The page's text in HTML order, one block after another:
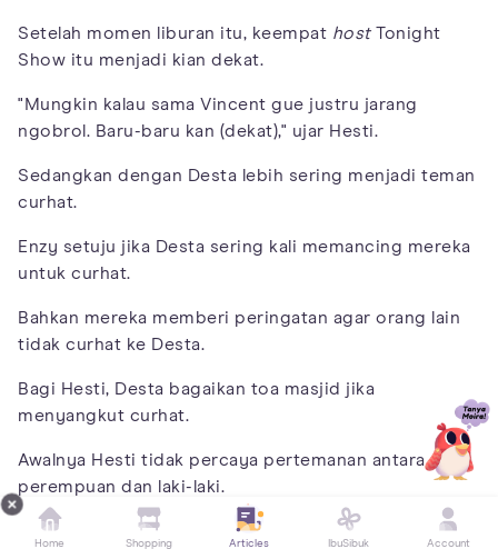
Setelah momen liburan itu, keempat hostTonight
Show itu menjadi kian dekat.
"Mungkin kalau sama Vincent gue justru jarang
ngobrol. Baru-baru kan (dekat)," ujar Hesti.
Sedangkan dengan Desta lebih sering menjadi teman
curhat.
Enzy setuju jika Desta sering kali memancing mereka
untuk curhat.
Bahkan mereka memberi peringatan agar orang lain
tidak curhat ke Desta.
Bagi Hesti, Desta bagaikan toa masjid jika
menyangkut curhat.
Awalnya Hesti tidak percaya pertemanan antara
perempuan dan laki-laki.
Namun, pendapat itu dipatahkan sejak mereka
Home Shopping Articles IbuSibuk Account